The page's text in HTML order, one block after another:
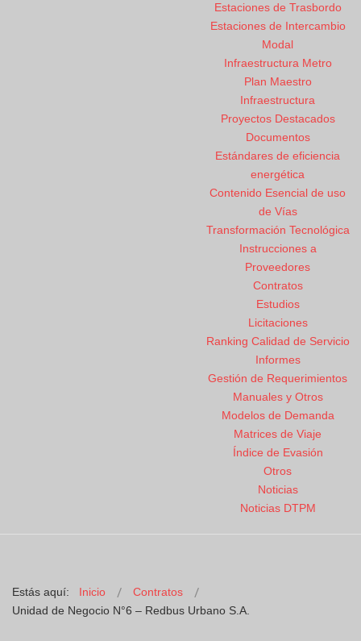
Estaciones de Trasbordo
Estaciones de Intercambio
Modal
Infraestructura Metro
Plan Maestro
Infraestructura
Proyectos Destacados
Documentos
Estándares de eficiencia
energética
Contenido Esencial de uso
de Vías
Transformación Tecnológica
Instrucciones a
Proveedores
Contratos
Estudios
Licitaciones
Ranking Calidad de Servicio
Informes
Gestión de Requerimientos
Manuales y Otros
Modelos de Demanda
Matrices de Viaje
Índice de Evasión
Otros
Noticias
Noticias DTPM
Estás aquí: Inicio
Contratos
Unidad de Negocio N°6 – Redbus Urbano S.A.